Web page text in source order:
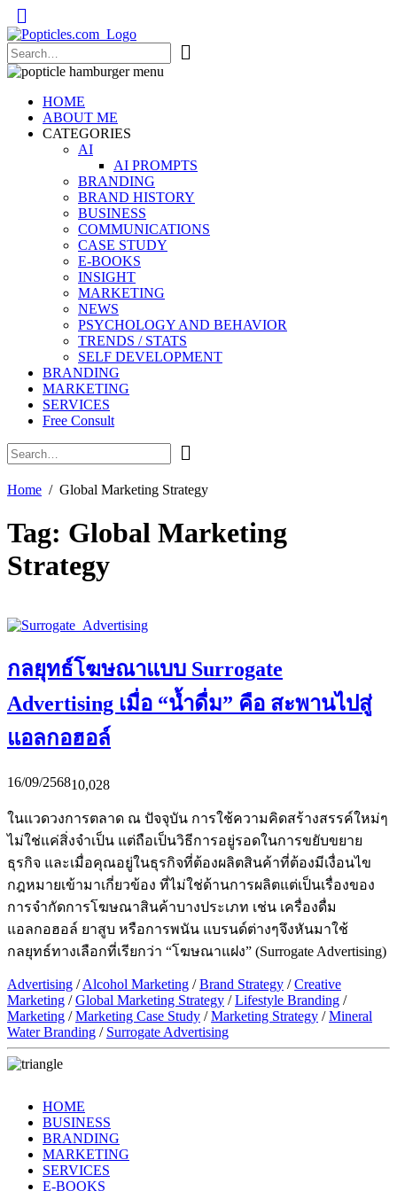
Popticles.com
HOME
ABOUT ME
CATEGORIES
AI
AI PROMPTS
BRANDING
BRAND HISTORY
BUSINESS
COMMUNICATIONS
CASE STUDY
E-BOOKS
INSIGHT
MARKETING
NEWS
PSYCHOLOGY AND BEHAVIOR
TRENDS / STATS
SELF DEVELOPMENT
BRANDING
MARKETING
SERVICES
Free Consult
Home Global Marketing Strategy
Tag: Global Marketing
Strategy
กลยุทธ์โฆษณาแบบ Surrogate
Advertising เมื่อ “น้ำดื่ม” คือ สะพานไปสู่
แอลกอฮอล์
16/09/256810,028
ในแวดวงการตลาด ณ ปัจจุบัน การใช้ความคิดสร้างสรรค์ใหม่ๆ
ไม่ใช่แค่สิ่งจำเป็น แต่ถือเป็นวิธีการอยู่รอดในการขยับขยาย
ธุรกิจ และเมื่อคุณอยู่ในธุรกิจที่ต้องผลิตสินค้าที่ต้องมีเงื่อนไข
กฎหมายเข้ามาเกี่ยวข้อง ที่ไม่ใช่ด้านการผลิตแต่เป็นเรื่องของ
การจำกัดการโฆษณาสินค้าบางประเภท เช่น เครื่องดื่ม
แอลกอฮอล์ ยาสูบ หรือการพนัน แบรนด์ต่างๆจึงหันมาใช้
กลยุทธ์ทางเลือกที่เรียกว่า “โฆษณาแฝง” (Surrogate Advertising)
Advertising /Alcohol Marketing /Brand Strategy /Creative
Marketing /Global Marketing Strategy /Lifestyle Branding /
Marketing /Marketing Case Study /Marketing Strategy /Mineral
Water Branding / Surrogate Advertising
HOME
BUSINESS
BRANDING
MARKETING
SERVICES
E-BOOKS